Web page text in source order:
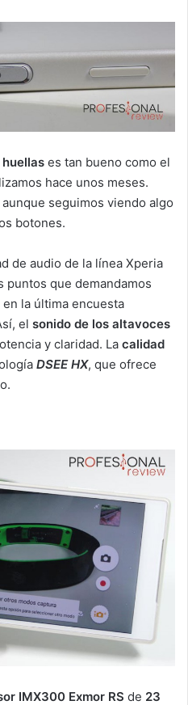
es tan bueno como el
hace unos meses.
seguimos viendo algo
botones.
de audio de la línea Xperia
puntos que demandamos
la última encuesta
el sonido de los altavoces
y claridad. La calidad
DSEE HX, que ofrece
IMX300 Exmor RS de 23